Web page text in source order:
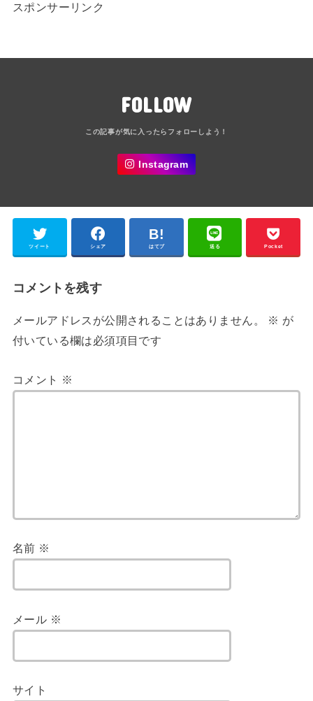
スポンサーリンク
FOLLOW
Instagram
ツイート シェア はてブ 送る Pocket
コメントを残す
メールアドレスが公開されることはありません。 ※ が
付いている欄は必須項目です
コメント ※
名前 ※
メール ※
サイト